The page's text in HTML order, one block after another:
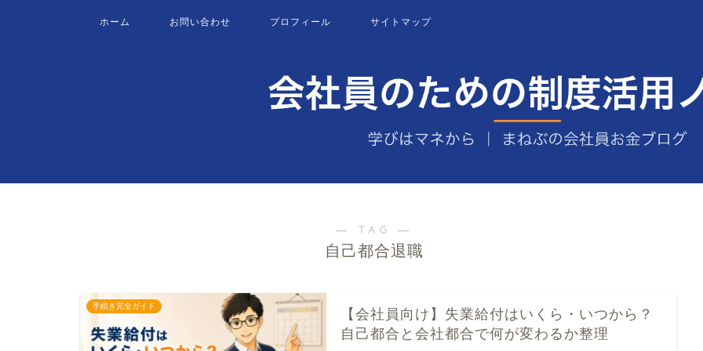
ホーム お問い合わせ プロフィール サイトマップ
― TAG ―
自己都合退職
手続き完全ガイド
【会社員向け】失業給付はいくら・いつから？
自己都合と会社都合で何が変わるか整理